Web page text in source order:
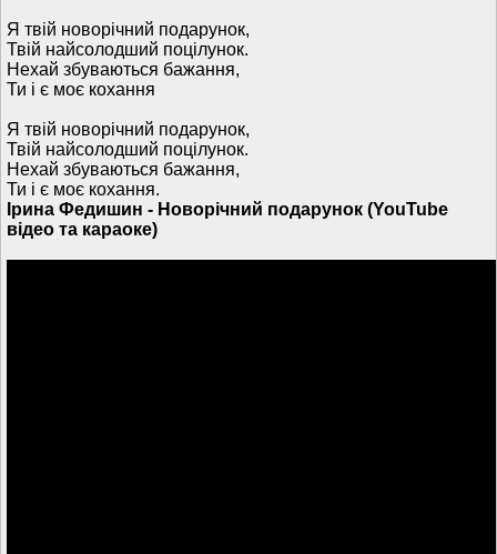
Я твій новорічний подарунок,
Твій найсолодший поцілунок.
Нехай збуваються бажання,
Ти і є моє кохання
Я твій новорічний подарунок,
Твій найсолодший поцілунок.
Нехай збуваються бажання,
Ти і є моє кохання.
Ірина Федишин - Новорічний подарунок (YouTube
відео та караоке)